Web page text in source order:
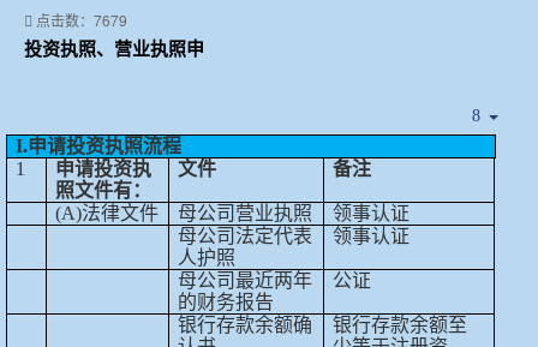
点击数：7679
投资执照、营业执照申
I.申请投资执照流程
1
申请投资执
照文件有：
文件 备注
(A)法律文件 母公司营业执照
领事认证
母公司法定代表
人护照
领事认证
母公司最近两年
的财务报告
公证
银行存款余额确
银行存款余额至